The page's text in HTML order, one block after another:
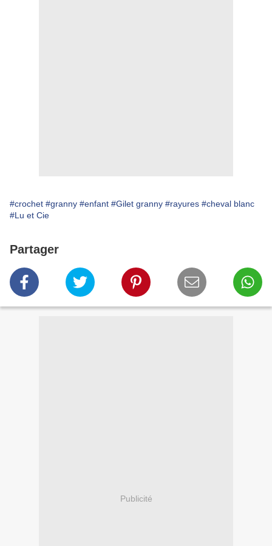
#crochet #granny #enfant #Gilet granny #rayures #cheval blanc
#Lu et Cie
Partager
Publicité